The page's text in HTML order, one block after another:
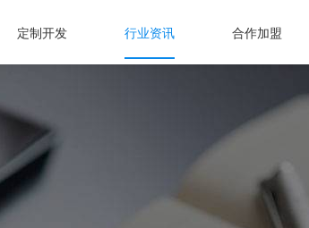
定制开发 行业资讯 合作加盟